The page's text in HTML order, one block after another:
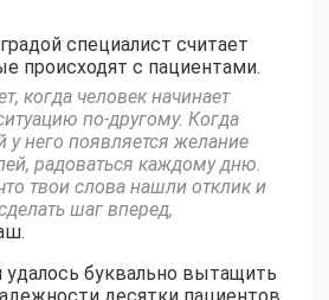
специалист считает
происходят с пациентами.
когда человек начинает
по-другому. Когда
у него появляется желание
радоваться каждому дню.
твои слова нашли отклик и
шаг вперед,
буквально вытащить